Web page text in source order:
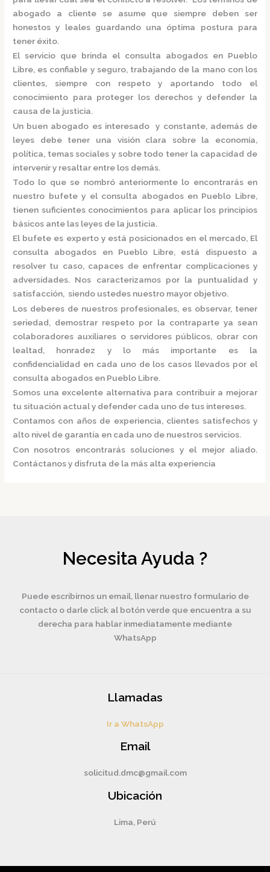
abogado a cliente se asume que siempre deben ser
honestos y leales guardando una óptima postura para
tener éxito.
El servicio que brinda el consulta abogados en Pueblo
Libre, es confiable y seguro, trabajando de la mano con los
clientes, siempre con respeto y aportando todo el
conocimiento para proteger los derechos y defender la
causa de la justicia.
Un buen abogado es interesado y constante, además de
leyes debe tener una visión clara sobre la economía,
política, temas sociales y sobre todo tener la capacidad de
intervenir y resaltar entre los demás.
Todo lo que se nombró anteriormente lo encontrarás en
nuestro bufete y el consulta abogadosen Pueblo Libre,
tienen suficientes conocimientos para aplicar los principios
básicos ante las leyes de la justicia.
El bufete es experto y está posicionados en el mercado, El
consulta
abogados en Pueblo Libre, está dispuesto a
resolver tu caso, capaces de enfrentar complicaciones y
adversidades. Nos caracterizamos por la puntualidad y
satisfacción, siendo ustedes nuestro mayor objetivo.
Los deberes de nuestros profesionales, es observar, tener
seriedad, demostrar respeto por la contraparte ya sean
colaboradores auxiliares o servidores públicos, obrar con
lealtad, honradez y lo más importante es la
confidencialidad en cada uno de los casos llevados por el
consulta abogados en Pueblo Libre.
Somos una excelente alternativa para contribuir a mejorar
tu situación actual y defender cada uno de tus intereses.
Contamos con años de experiencia, clientes satisfechos y
alto nivel de garantía en cada uno de nuestros servicios.
Con nosotros encontrarás soluciones y el mejor aliado.
Contáctanos y disfruta de la más alta experiencia
Necesita Ayuda ?
Puede escribirnos un email, llenar nuestro formulario de
contacto o darle click al botón verde que encuentra a su
derecha para hablar inmediatamente mediante
WhatsApp
Llamadas
Ir a WhatsApp
Email
solicitud.dmc@gmail.com
Ubicación
Lima, Perú